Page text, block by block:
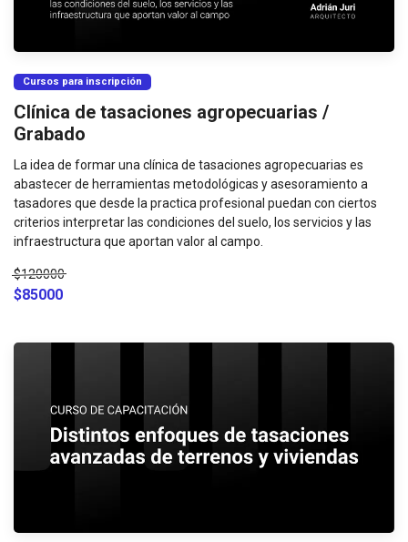
Cursos para inscripción
Clínica de tasaciones agropecuarias /
Grabado
La idea de formar una clínica de tasaciones agropecuarias es
abastecer de herramientas metodológicas y asesoramiento a
tasadores que desde la practica profesional puedan con ciertos
criterios interpretar las condiciones del suelo, los servicios y las
infraestructura que aportan valor al campo.
$120000
$85000